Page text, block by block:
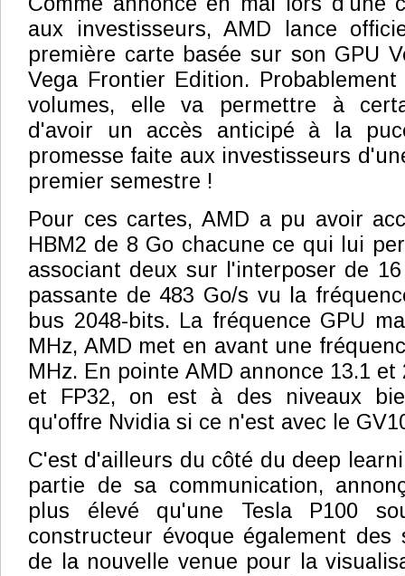
aux investisseurs, AMD lance
première carte basée sur son GPU
Vega Frontier Edition.
volumes, elle va permettre à
d'avoir un accès anticipé à la
promesse faite aux investisseurs
premier semestre !
Pour ces cartes, AMD a pu avoir
HBM2 de 8 Go chacune ce qui lui
associant deux sur l'interposer de
passante de 483 Go/s vu la
bus 2048-bits. La fréquence GPU
MHz, AMD met en avant une
MHz. En pointe AMD annonce 13.1 et
et FP32, on est à des niveaux
qu'offre Nvidia si ce n'est avec le
C'est d'ailleurs du côté du deep
partie de sa communication,
plus élevé qu'une Tesla P100
constructeur évoque également des
de la nouvelle venue pour la